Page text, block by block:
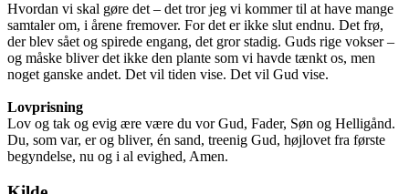
Hvordan vi skal gøre det – det tror jeg vi kommer til at have mange
samtaler om, i årene fremover. For det er ikke slut endnu. Det frø,
der blev sået og spirede engang, det gror stadig. Guds rige vokser –
og måske bliver det ikke den plante som vi havde tænkt os, men
noget ganske andet. Det vil tiden vise. Det vil Gud vise.
Lovprisning
Lov og tak og evig ære være du vor Gud, Fader, Søn og Helligånd.
Du, som var, er og bliver, én sand, treenig Gud, højlovet fra første
begyndelse, nu og i al evighed, Amen.